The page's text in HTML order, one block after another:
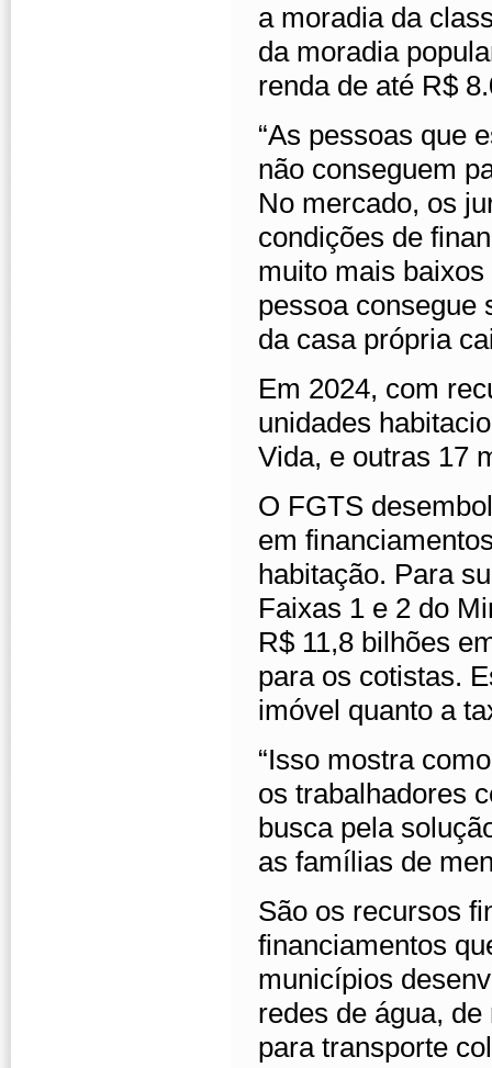
a moradia da
da moradia
renda de até R$
“As pessoas que
não conseguem
No mercado, os
condições de
muito mais
pessoa consegue
da casa própria
Em 2024, com
unidades
Vida, e outras 17
O FGTS
em
habitação. Para
Faixas 1 e 2 do
R$ 11,8 bilhões
para os cotistas.
imóvel quanto a
“Isso mostra
os trabalhadores
busca pela
as famílias de
São os recursos
financiamentos
municípios
redes de água,
para transporte